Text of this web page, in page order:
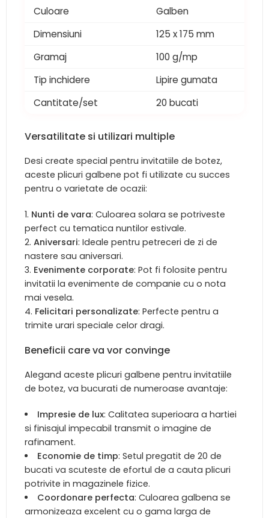
Culoare
Galben
Dimensiuni
125 x 175 mm
Gramaj
100 g/mp
Tip inchidere
Lipire gumata
Cantitate/set
20 bucati
Versatilitate si utilizari multiple
Desi create special pentru invitatiile de botez,
aceste plicuri galbene pot fi utilizate cu succes
pentru o varietate de ocazii:
Nunti de vara: Culoarea solara se potriveste
perfect cu tematica nuntilor estivale.
Aniversari: Ideale pentru petreceri de zi de
nastere sau aniversari.
Evenimente corporate: Pot fi folosite pentru
invitatii la evenimente de companie cu o nota
mai vesela.
Felicitari personalizate: Perfecte pentru a
trimite urari speciale celor dragi.
Beneficii care va vor convinge
Alegand aceste plicuri galbene pentru invitatiile
de botez, va bucurati de numeroase avantaje:
Impresie de lux: Calitatea superioara a hartiei
si finisajul impecabil transmit o imagine de
rafinament.
Economie de timp: Setul pregatit de 20 de
bucati va scuteste de efortul de a cauta plicuri
potrivite in magazinele fizice.
Coordonare perfecta: Culoarea galbena se
armonizeaza excelent cu o gama larga de